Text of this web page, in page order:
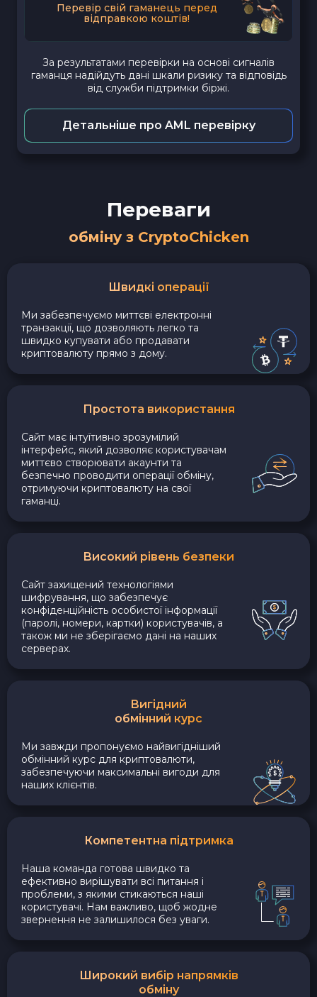
Перевір свій гаманець перед
відправкою коштів!
За результатами перевірки на основі сигналів
гаманця надійдуть дані шкали ризику та відповідь
від служби підтримки біржі.
Детальніше про AML перевірку
Переваги
обміну з CryptoChicken
Швидкі операції
Ми забезпечуємо миттєві електронні
транзакції, що дозволяють легко та
швидко купувати або продавати
криптовалюту прямо з дому.
Простота використання
Сайт має інтуїтивно зрозумілий
інтерфейс, який дозволяє користувачам
миттєво створювати акаунти та
безпечно проводити операції обміну,
отримуючи криптовалюту на свої
гаманці.
Високий рівень безпеки
Сайт захищений технологіями
шифрування, що забезпечує
конфіденційність особистої інформації
(паролі, номери, картки) користувачів, а
також ми не зберігаємо дані на наших
серверах.
Вигідний
обмінний курс
Ми завжди пропонуємо найвигідніший
обмінний курс для криптовалюти,
забезпечуючи максимальні вигоди для
наших клієнтів.
Компетентна підтримка
Наша команда готова швидко та
ефективно вирішувати всі питання і
проблеми, з якими стикаються наші
користувачі. Нам важливо, щоб жодне
звернення не залишилося без уваги.
Широкий вибір напрямків
обміну